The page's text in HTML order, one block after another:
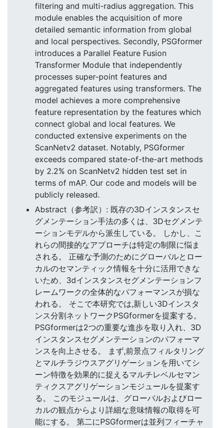
filtering and multi-radius aggregation. This
module enables the acquisition of more
detailed semantic information from global
and local perspectives. Secondly, PSGformer
introduces a Parallel Feature Fusion
Transformer Module that independently
processes super-point features and
aggregated features using transformers. The
model achieves a more comprehensive
feature representation by the features which
connect global and local features. We
conducted extensive experiments on the
ScanNetv2 dataset. Notably, PSGformer
exceeds compared state-of-the-art methods
by 2.2% on ScanNetv2 hidden test set in
terms of mAP. Our code and models will be
publicly released.
Abstract（参考訳）: 既存の3Dインスタンスセ
グメンテーション手法の多くは、3Dセグメンテ
ーションモデルから派生している。 しかし、こ
れらの間接的なアプローチは特定の制限に悩ま
される。 正確な予測のためにグローバルとロー
カルのセマンティック情報を十分に活用できな
いため、3dインスタンスセグメンテーションフ
レームワークの全体的なパフォーマンスが損な
われる。 そこで本研究では,新しい3Dインスタ
ンス分割ネットワークPSGformerを提案する。
PSGformerは2つの重要な進歩を取り入れ、3D
インスタンスセグメンテーションのパフォーマ
ンスを向上させる。 まず,前景点フィルタリング
とマルチラジウスアグリゲーションを用いてシ
ーン特徴を効果的に捉えるマルチレベルセマン
ティクスアグリゲーションモジュールを提案す
る。 このモジュールは、グローバルおよびロー
カルの観点からより詳細な意味情報の取得を可
能にする。 第二にPSGformerは並列フィーチャ